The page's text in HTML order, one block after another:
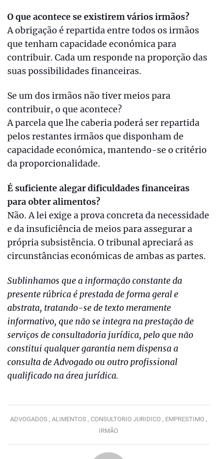
O que acontece se existirem vários irmãos?
A obrigação é repartida entre todos os irmãos
que tenham capacidade económica para
contribuir. Cada um responde na proporção das
suas possibilidades financeiras.
Se um dos irmãos não tiver meios para
contribuir, o que acontece?
A parcela que lhe caberia poderá ser repartida
pelos restantes irmãos que disponham de
capacidade económica, mantendo-se o critério
da proporcionalidade.
É suficiente alegar dificuldades financeiras
para obter alimentos?
Não. A lei exige a prova concreta da necessidade
e da insuficiência de meios para assegurar a
própria subsistência. O tribunal apreciará as
circunstâncias económicas de ambas as partes.
Sublinhamos que a informação constante da
presente rúbrica é prestada de forma geral e
abstrata, tratando-se de texto meramente
informativo, que não se integra na prestação de
serviços de consultadoria jurídica, pelo que não
constitui qualquer garantia nem dispensa a
consulta de Advogado ou outro profissional
qualificado na área jurídica.
ADVOGADOS , ALIMENTOS , CONSULTORIO JURIDICO , EMPRESTIMO ,
IRMÃO